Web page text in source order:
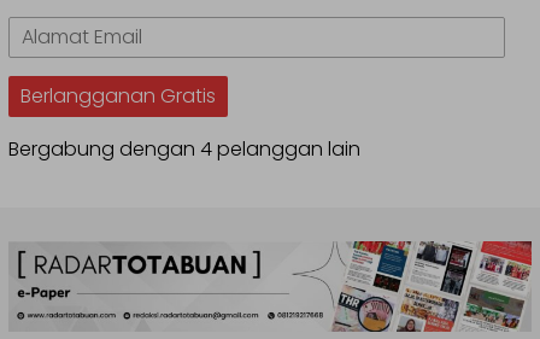
Alamat
Email
Berlangganan Gratis
Bergabung dengan 4 pelanggan lain